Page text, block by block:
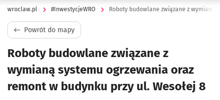
wroclaw.pl #InwestycjeWRO
Powrót do mapy
Roboty budowlane związane z
wymianą systemu ogrzewania oraz
remont w budynku przy ul. Wesołej 8